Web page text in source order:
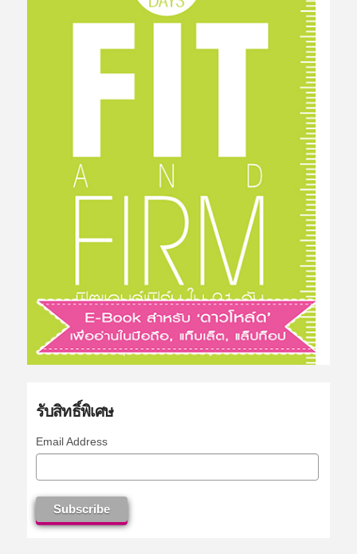
รับสิทธิ์พิเศษ
Email Address